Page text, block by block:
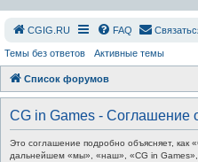
СGIG.RU FAQ
Темы без ответов Активные темы
Список форумов
CG in Games - Соглашение
Это соглашение подробно объясняет, как
дальнейшем «мы», «наш», «CG in